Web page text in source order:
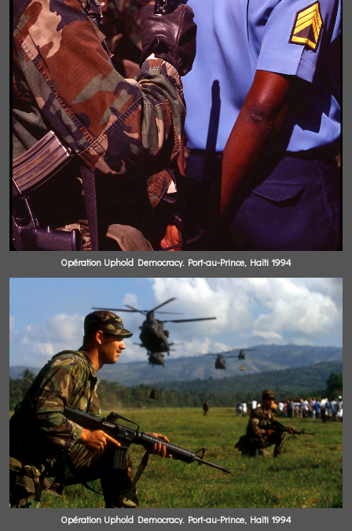
Opération Uphold Democracy. Port-au-Prince, Haïti 1994
Opération Uphold Democracy. Port-au-Prince, Haïti 1994